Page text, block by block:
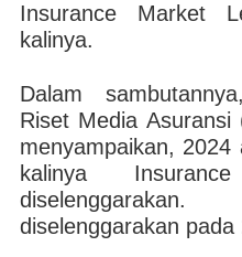
Insurance Market
kalinya.
Dalam
Riset Media Asuransi
menyampaikan,
kalinya
diselenggarakan pada